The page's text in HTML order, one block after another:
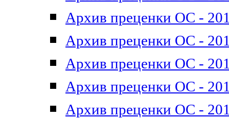
Архив преценки ОС -
Архив преценки ОС -
Архив преценки ОС -
Архив преценки ОС -
Архив преценки ОС -